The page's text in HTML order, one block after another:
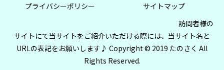
プライバシーポリシー
サイトマップ
訪問者様の
サイトにて当サイトをご紹介いただける際には、当サイト名と
URLの表記をお願いします♪ Copyright © 2019 たのさく All
Rights Reserved.